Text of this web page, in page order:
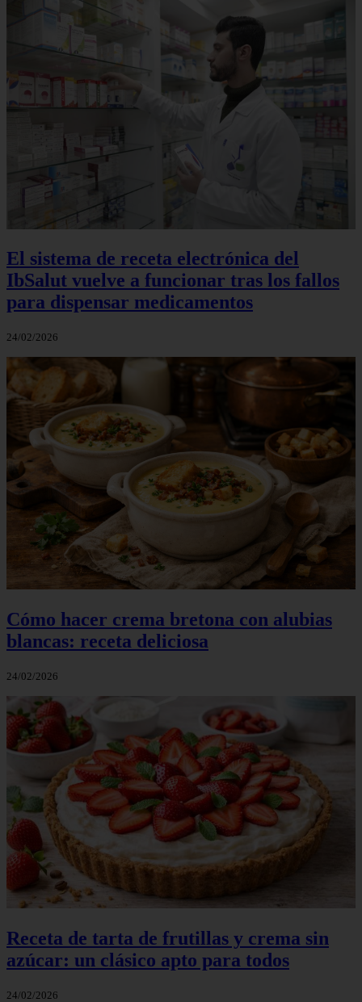
El sistema de receta electrónica del
IbSalut vuelve a funcionar tras los fallos
para dispensar medicamentos
24/02/2026
Cómo hacer crema bretona con alubias
blancas: receta deliciosa
24/02/2026
Receta de tarta de frutillas y crema sin
azúcar: un clásico apto para todos
24/02/2026